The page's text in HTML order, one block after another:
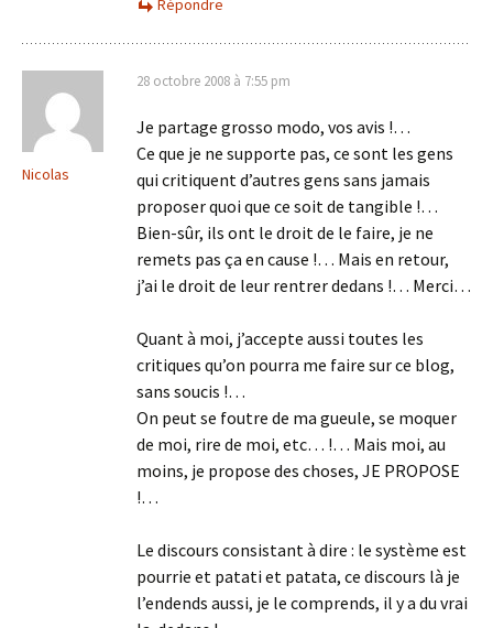
Répondre
Nicolas
28 octobre 2008 à 7:55 pm
Je partage grosso modo, vos avis !…
Ce que je ne supporte pas, ce sont les gens
qui critiquent d’autres gens sans jamais
proposer quoi que ce soit de tangible !…
Bien-sûr, ils ont le droit de le faire, je ne
remets pas ça en cause !… Mais en retour,
j’ai le droit de leur rentrer dedans !… Merci…
Quant à moi, j’accepte aussi toutes les
critiques qu’on pourra me faire sur ce blog,
sans soucis !…
On peut se foutre de ma gueule, se moquer
de moi, rire de moi, etc… !… Mais moi, au
moins, je propose des choses, JE PROPOSE
!…
Le discours consistant à dire : le système est
pourrie et patati et patata, ce discours là je
l’endends aussi, je le comprends, il y a du vrai